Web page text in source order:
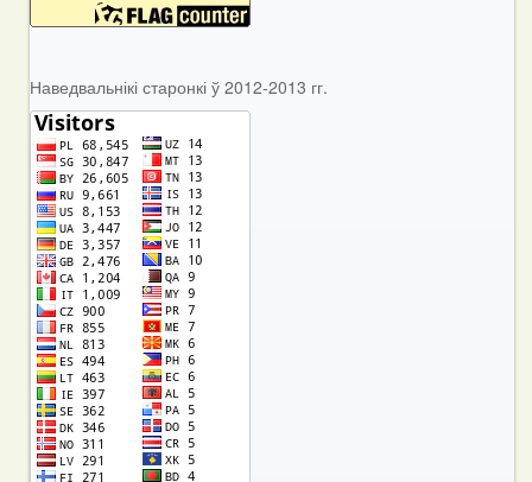
Наведвальнікі старонкі ў 2012-2013 гг.